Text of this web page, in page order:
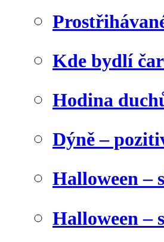
Kde bydlí
Hodina
Dýně –
Halloween –
Halloween –